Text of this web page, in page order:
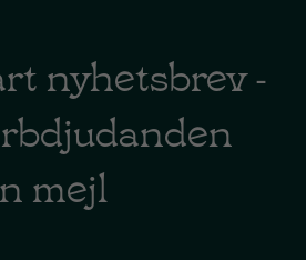
nyhetsbrev -
mejl